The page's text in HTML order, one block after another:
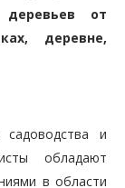
от
деревне,
и
обладают
в области